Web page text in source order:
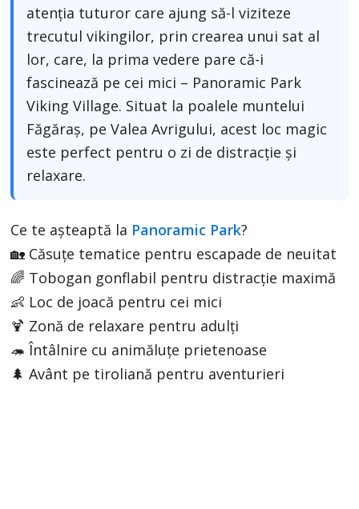
atenția tuturor care ajung să-l viziteze
trecutul vikingilor, prin crearea unui sat al
lor, care, la prima vedere pare că-i
fascinează pe cei mici – Panoramic Park
Viking Village. Situat la poalele muntelui
Făgăraș, pe Valea Avrigului, acest loc magic
este perfect pentru o zi de distracție și
relaxare.
Ce te așteaptă la Panoramic Park?
🏡 Căsuțe tematice pentru escapade de neuitat
🌈 Tobogan gonflabil pentru distracție maximă
👶 Loc de joacă pentru cei mici
🍹 Zonă de relaxare pentru adulți
🦔 Întâlnire cu animăluțe prietenoase
🌲 Avânt pe tiroliană pentru aventurieri